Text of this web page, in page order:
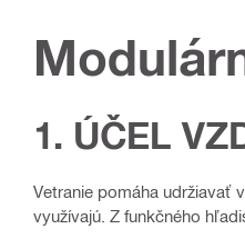
1. ÚČEL
Vetranie pomáha udržiavať
využívajú. Z funkčného